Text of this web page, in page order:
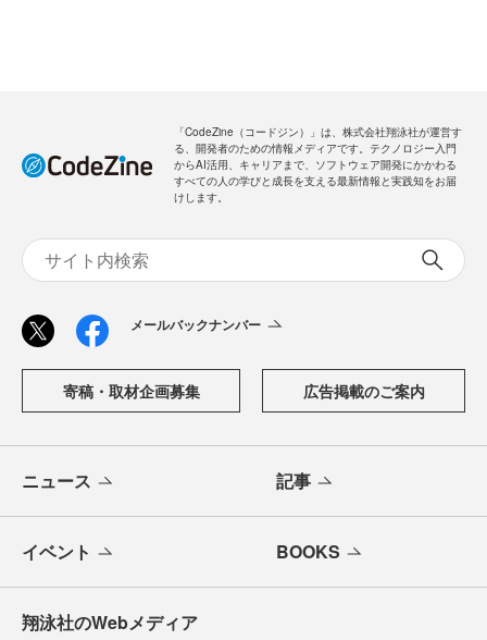
「CodeZine（コードジン）」は、株式会社翔泳社が運営す
る、開発者のための情報メディアです。テクノロジー入門
からAI活用、キャリアまで、ソフトウェア開発にかかわる
すべての人の学びと成長を支える最新情報と実践知をお届
けします。
メールバックナンバー
寄稿・取材企画募集 広告掲載のご案内
ニュース 記事
イベント BOOKS
翔泳社のWebメディア